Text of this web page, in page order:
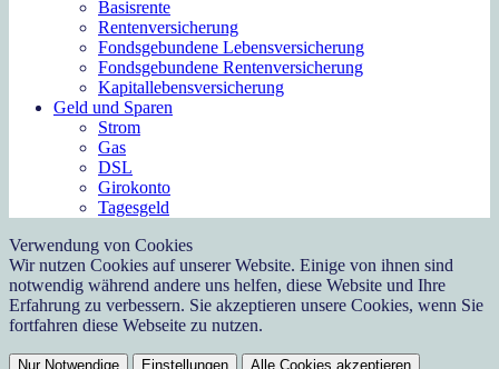
Basisrente
Rentenversicherung
Fondsgebundene Lebensversicherung
Fondsgebundene Rentenversicherung
Kapitallebensversicherung
Geld und Sparen
Strom
Gas
DSL
Girokonto
Tagesgeld
Verwendung von Cookies
Wir nutzen Cookies auf unserer Website. Einige von ihnen sind
notwendig während andere uns helfen, diese Website und Ihre
Erfahrung zu verbessern. Sie akzeptieren unsere Cookies, wenn Sie
fortfahren diese Webseite zu nutzen.
Nur Notwendige Einstellungen Alle Cookies akzeptieren